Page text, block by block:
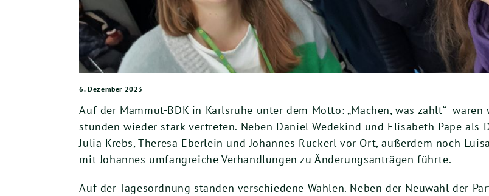
6. Dezember 2023
Auf der Mam­mut-BDK in Karls­ru­he unter dem Mot­to: „Machen, was zählt“ waren
stun­den wie­der stark ver­tre­ten. Neben Dani­el Wede­kind und Eli­sa­beth Pape als
Julia Krebs, The­re­sa Eber­lein und Johan­nes Rück­erl vor Ort, außer­dem noch
mit Johan­nes umfang­rei­che Ver­hand­lun­gen zu Ände­rungs­an­trä­gen führte.
Auf der Tages­ord­nung stan­den ver­schie­de­ne Wah­len. Neben der Neu­wahl der